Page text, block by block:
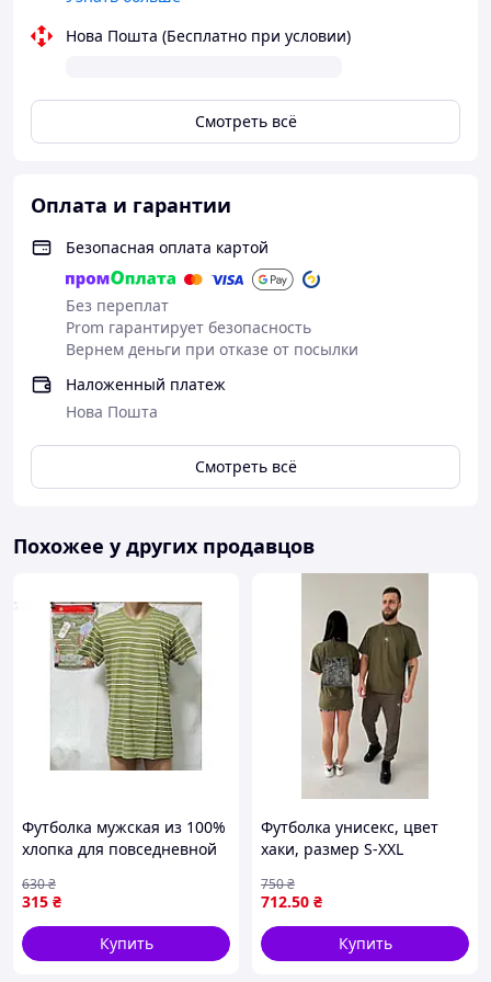
сообщения или звонить.
Нова Пошта (Бесплатно при условии)
Смотреть всё
Оплата и гарантии
Безопасная оплата картой
Без переплат
Prom гарантирует безопасность
Вернем деньги при отказе от посылки
Наложенный платеж
Нова Пошта
Смотреть всё
Похожее у других продавцов
Футболка мужская из 100%
хлопка для повседневной
CLUB
315 ₴
630₴
Купить
Футболка унисекс, цвет
хаки, размер S-XXL
712.50 ₴
750₴
Купить